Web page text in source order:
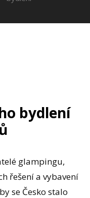
bydlení
glampingu,
řešení a vybavení
se Česko stalo